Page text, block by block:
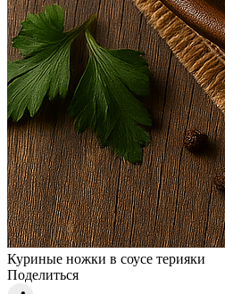
Куриные ножки в соусе терияки
Поделиться